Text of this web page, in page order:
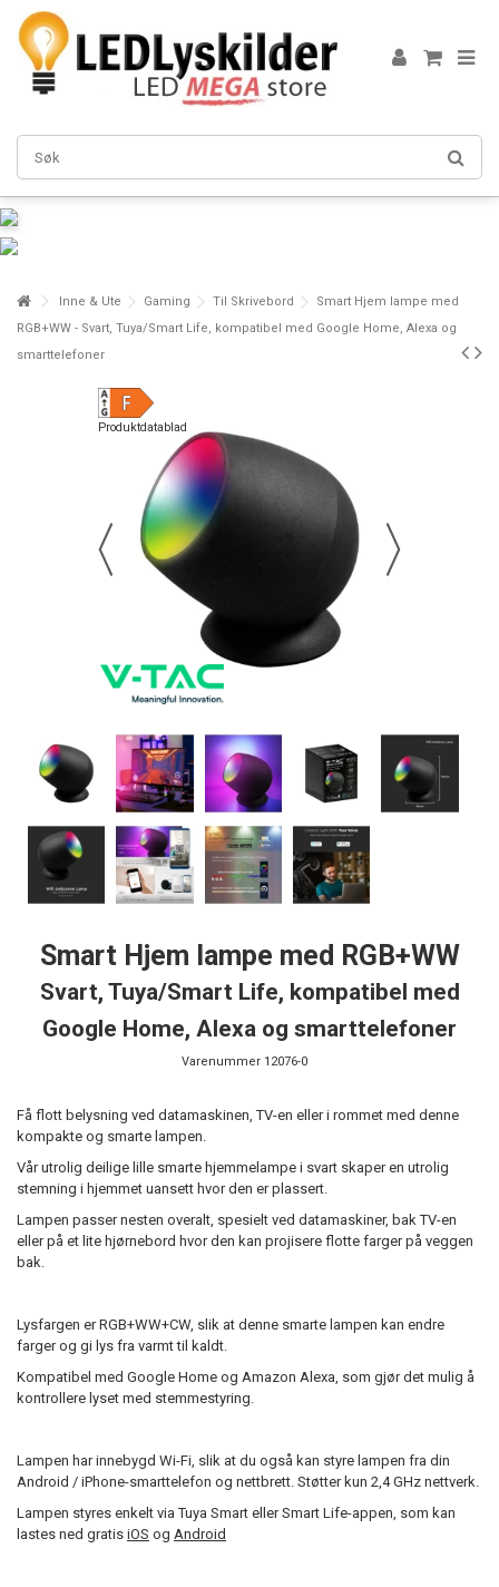
Inne & Ute Gaming Til Skrivebord
Smart Hjem lampe med
RGB+WW - Svart, Tuya/Smart Life, kompatibel med Google Home, Alexa og
smarttelefoner
Produktdatablad
Smart Hjem lampe med RGB+WW
Svart, Tuya/Smart Life, kompatibel med
Google Home, Alexa og smarttelefoner
Varenummer 12076-0
Få flott belysning ved datamaskinen, TV-en eller i rommet med denne
kompakte og smarte lampen.
Vår utrolig deilige lille smarte hjemmelampe i svart skaper en utrolig
stemning i hjemmet uansett hvor den er plassert.
Lampen passer nesten overalt, spesielt ved datamaskiner, bak TV-en
eller på et lite hjørnebord hvor den kan projisere flotte farger på veggen
bak.
Lysfargen er RGB+WW+CW, slik at denne smarte lampen kan endre
farger og gi lys fra varmt til kaldt.
Kompatibel med Google Home og Amazon Alexa, som gjør det mulig å
kontrollere lyset med stemmestyring.
Lampen har innebygd Wi-Fi, slik at du også kan styre lampen fra din
Android / iPhone-smarttelefon og nettbrett. Støtter kun 2,4 GHz nettverk.
Lampen styres enkelt via Tuya Smart eller Smart Life-appen, som kan
lastes ned gratis iOS og Android